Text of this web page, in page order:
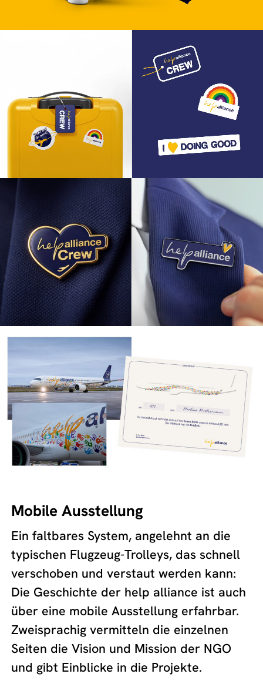
Mobile Ausstellung
Ein faltbares System, angelehnt an die
typischen Flugzeug-Trolleys, das schnell
verschoben und verstaut werden kann:
Die Geschichte der help alliance ist auch
über eine mobile Ausstellung erfahrbar.
Zweisprachig vermitteln die einzelnen
Seiten die Vision und Mission der NGO
und gibt Einblicke in die Projekte.